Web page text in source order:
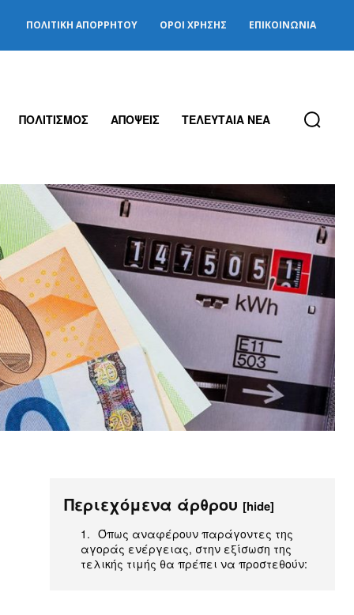
ΠΟΛΙΤΙΚΉ ΑΠΟΡΡΉΤΟΥ ΌΡΟΙ ΧΡΉΣΗΣ ΕΠΙΚΟΙΝΩΝΊΑ
ΠΟΛΙΤΙΣΜΟΣ ΑΠΟΨΕΙΣ ΤΕΛΕΥΤΑΙΑ ΝΕΑ
Περιεχόμενα άρθρου [hide]
Όπως αναφέρουν παράγοντες της
αγοράς ενέργειας, στην εξίσωση της
τελικής τιμής θα πρέπει να προστεθούν: